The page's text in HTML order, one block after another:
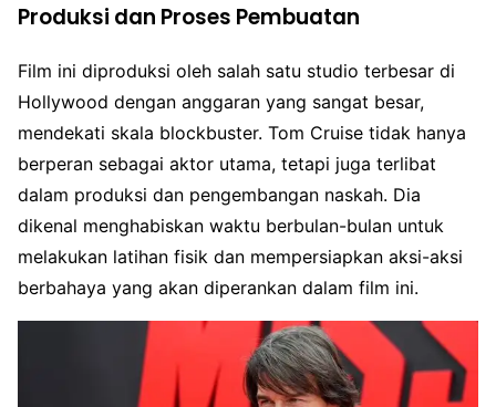
Produksi dan Proses Pembuatan
Film ini diproduksi oleh salah satu studio terbesar di
Hollywood dengan anggaran yang sangat besar,
mendekati skala blockbuster. Tom Cruise tidak hanya
berperan sebagai aktor utama, tetapi juga terlibat
dalam produksi dan pengembangan naskah. Dia
dikenal menghabiskan waktu berbulan-bulan untuk
melakukan latihan fisik dan mempersiapkan aksi-aksi
berbahaya yang akan diperankan dalam film ini.